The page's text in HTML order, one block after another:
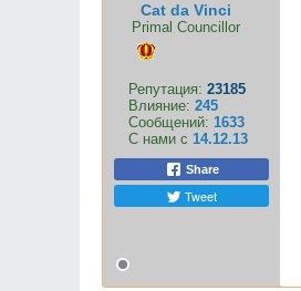
Cat da Vinci
Primal Councillor
Репутация: 23185
Влияние: 245
Сообщений: 1633
С нами с 14.12.13
Share
Tweet